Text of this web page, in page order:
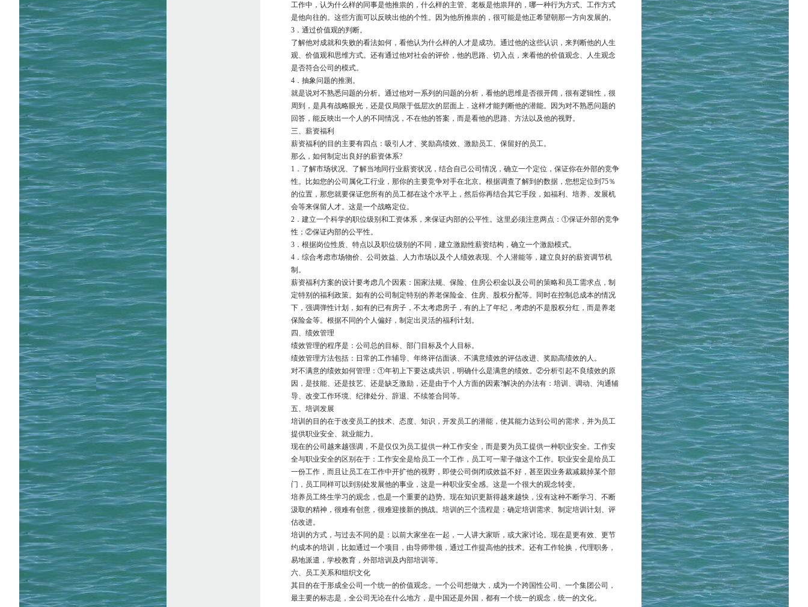
工作中，认为什么样的同事是他推祟的，什么样的主管、老板是他祟拜的，哪一种行为方式、工作方式
是他向往的。这些方面可以反映出他的个性。因为他所推祟的，很可能是他正希望朝那一方向发展的。
3．通过价值观的判断。
了解他对成就和失败的看法如何，看他认为什么样的人才是成功。通过他的这些认识，来判断他的人生
观、价值观和思维方式。还有通过他对社会的评价，他的思路、切入点，来看他的价值观念、人生观念
是否符合公司的模式。
4．抽象问题的推测。
就是说对不熟悉问题的分析。通过他对一系列的问题的分析，看他的思维是否很开阔，很有逻辑性，很
周到，是具有战略眼光，还是仅局限于低层次的层面上．这样才能判断他的潜能。因为对不熟悉问题的
回答，能反映出一个人的不同情况，不在他的答案，而是看他的思路、方法以及他的视野。
三、薪资福利
薪资福利的目的主要有四点：吸引人才、奖励高绩效、激励员工、保留好的员工。
那么，如何制定出良好的薪资体系?
1．了解市场状况、了解当地同行业薪资状况，结合自己公司情况，确立一个定位，保证你在外部的竞争
性。比如您的公司属化工行业，那你的主要竞争对手在北京。根据调查了解到的数据，您想定位到75％
的位置，那您就要保证您所有的员工都在这个水平上，然后你再结合其它手段，如福利、培养、发展机
会等来保留人才。这是一个战略定位。
2．建立一个科学的职位级别和工资体系，来保证内部的公平性。这里必须注意两点：①保证外部的竞争
性；②保证内部的公平性。
3．根据岗位性质、特点以及职位级别的不同，建立激励性薪资结构，确立一个激励模式。
4．综合考虑市场物价、公司效益、人力市场以及个人绩效表现、个人潜能等，建立良好的薪资调节机
制。
薪资福利方案的设计要考虑几个因素：国家法规、保险、住房公积金以及公司的策略和员工需求点，制
定特别的福利政策。如有的公司制定特别的养老保险金、住房、股权分配等。同时在控制总成本的情况
下，强调弹性计划，如有的已有房子，不太考虑房子，有的上了年纪，考虑的不是股权分红，而是养老
保险金等。根据不同的个人偏好，制定出灵活的福利计划。
四、绩效管理
绩效管理的程序是：公司总的目标、部门目标及个人目标。
绩效管理方法包括：日常的工作辅导、年终评估面谈、不满意绩效的评估改进、奖励高绩效的人。
对不满意的绩效如何管理：①年初上下要达成共识，明确什么是满意的绩效。②分析引起不良绩效的原
因，是技能、还是技艺、还是缺乏激励，还是由于个人方面的因素?解决的办法有：培训、调动、沟通辅
导、改变工作环境、纪律处分、辞退、不续签合同等。
五、培训发展
培训的目的在于改变员工的技术、态度、知识，开发员工的潜能，使其能力达到公司的需求，并为员工
提供职业安全、就业能力。
现在的公司越来越强调，不是仅仅为员工提供一种工作安全，而是要为员工提供一种职业安全。工作安
全与职业安全的区别在于：工作安全是给员工一个工作，员工可一辈子做这个工作。职业安全是给员工
一份工作，而且让员工在工作中开扩他的视野，即使公司倒闭或效益不好，甚至因业务裁减裁掉某个部
门，员工同样可以到别处发展他的事业，这是一种职业安全感。这是一个很大的观念转变。
培养员工终生学习的观念，也是一个重要的趋势。现在知识更新得越来越快，没有这种不断学习、不断
汲取的精神，很难有创意，很难迎接新的挑战。培训的三个流程是：确定培训需求、制定培训计划、评
估改进。
培训的方式，与过去不同的是：以前大家坐在一起，一人讲大家听，或大家讨论。现在是更有效、更节
约成本的培训，比如通过一个项目，由导师带领，通过工作提高他的技术。还有工作轮换，代理职务，
易地派遣，学校教育，外部培训及内部培训等。
六、员工关系和组织文化
其目的在于形成全公司一个统一的价值观念。一个公司想做大，成为一个跨国性公司、一个集团公司，
最主要的标志是，全公司无论在什么地方，是中国还是外国，都有一个统一的观念，统一的文化。